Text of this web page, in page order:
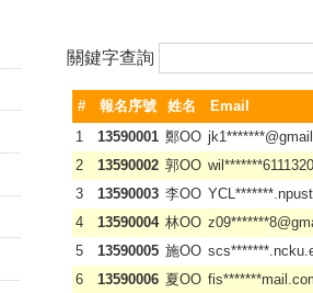
關鍵字查詢
# 報名序號 姓名 Email
1
13590001 鄭OO
2
13590002 郭OO
3
13590003 李OO
4
13590004 林OO
5
13590005 施OO
6
13590006 夏OO